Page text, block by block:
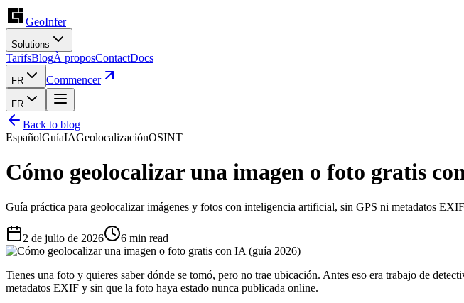
GeoInfer
Solutions
TarifsBlogÀ proposContactDocs
FR Commencer
FR
Back to blog
EspañolGuíaIAGeolocalizaciónOSINT
Cómo geolocalizar una imagen o foto gratis
Guía práctica para geolocalizar imágenes y fotos con inteligencia artificial, sin GPS ni metadatos
2 de julio de 2026 6 min read
Tienes una foto y quieres saber dónde se tomó, pero no trae ubicación. Antes eso era trabajo de
metadatos EXIF y sin que la foto haya estado nunca publicada online.